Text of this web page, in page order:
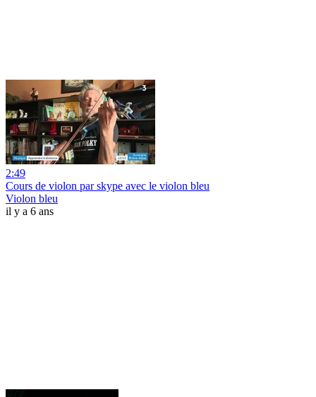
2:49
Cours de violon par skype avec le violon bleu
Violon bleu
il y a 6 ans